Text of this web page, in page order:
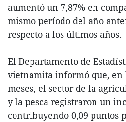
aumentó un 7,87% en
mismo período del año
respecto a los últimos años.
El Departamento de
vietnamita informó que, en
meses, el sector de la
y la pesca registraron un
contribuyendo 0,09 puntos